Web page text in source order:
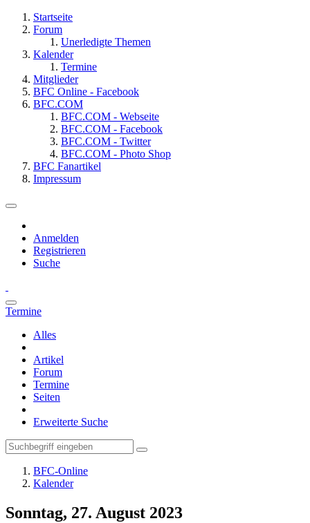
Startseite
Forum
Unerledigte Themen
Kalender
Termine
Mitglieder
BFC Online - Facebook
BFC.COM
BFC.COM - Webseite
BFC.COM - Facebook
BFC.COM - Twitter
BFC.COM - Photo Shop
BFC Fanartikel
Impressum
Anmelden
Registrieren
Suche
Termine
Alles
Artikel
Forum
Termine
Seiten
Erweiterte Suche
BFC-Online
Kalender
Sonntag, 27. August 2023